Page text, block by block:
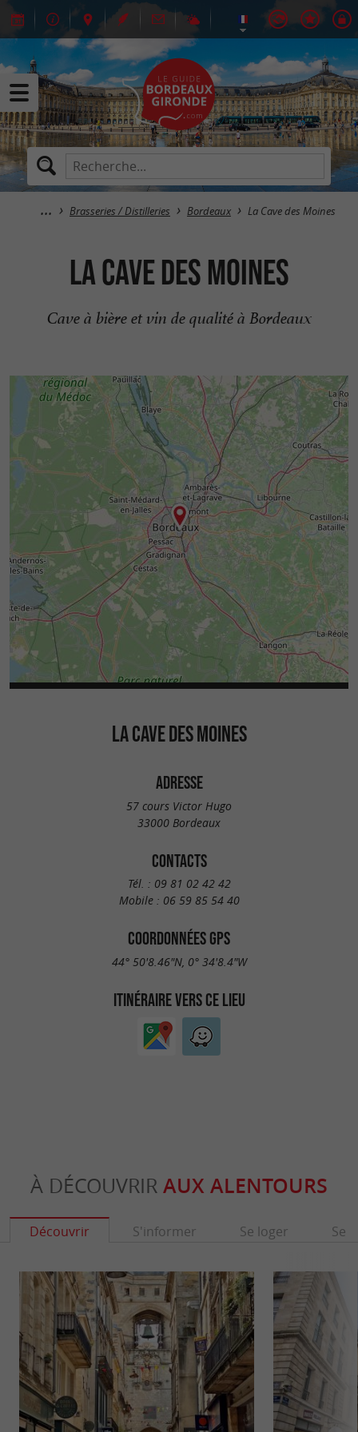
Brasseries / Distilleries Bordeaux La Cave des Moines
La Cave des Moines
Cave à bière et vin de qualité à Bordeaux
LA CAVE DES MOINES
ADRESSE
57 cours Victor Hugo
33000 Bordeaux
CONTACTS
Tél. : 09 81 02 42 42
Mobile : 06 59 85 54 40
COORDONNÉES GPS
44° 50'8.46"N, 0° 34'8.4"W
ITINÉRAIRE VERS CE LIEU
À DÉCOUVRIR AUX ALENTOURS
Découvrir S'informer Se loger Se